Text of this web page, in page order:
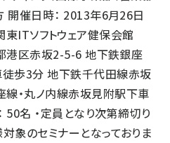
開催日時： 2013年6月26日
東ITソフトウェア健保会館
区赤坂2-5-6 地下鉄銀座
歩3分 地下鉄千代田線赤坂
・丸ノ内線赤坂見附駅下車
・定員となり次第締切り
対象のセミナーとなっておりま